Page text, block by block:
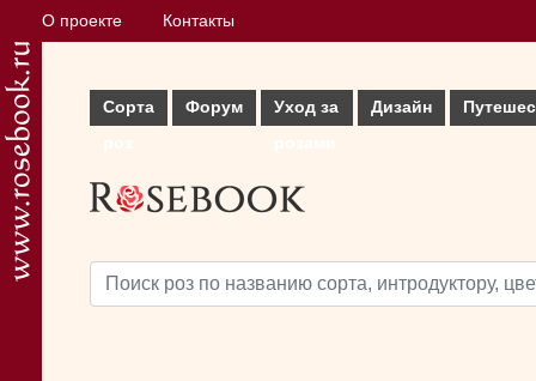
О проекте Контакты
Сорта
Форум
Уход за
Дизайн